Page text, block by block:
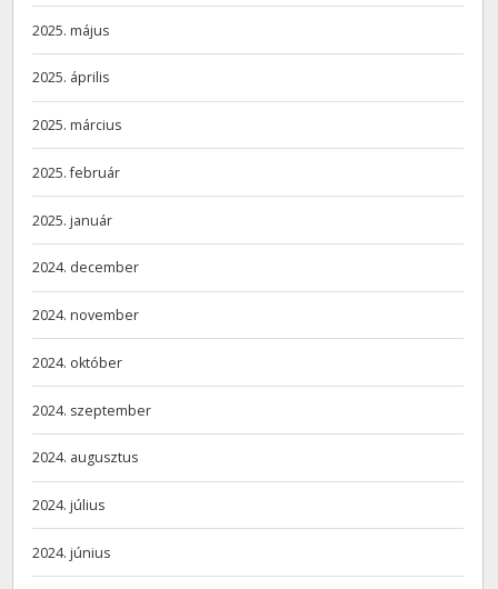
2025. május
2025. április
2025. március
2025. február
2025. január
2024. december
2024. november
2024. október
2024. szeptember
2024. augusztus
2024. július
2024. június